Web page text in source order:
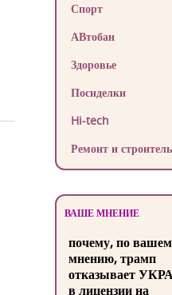
Спорт
АВтобан
Здоровье
Посиделки
Hi-tech
Ремонт и
ВАШЕ МНЕНИЕ
почему, по
мнению, трамп
отказывает
в лицензии на